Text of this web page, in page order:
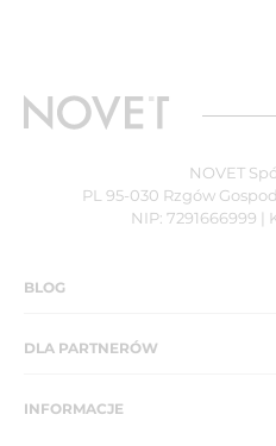
NOVET
PL 95-030 Rzgów
NIP: 7291666999 |
BLOG
DLA PARTNERÓW
INFORMACJE